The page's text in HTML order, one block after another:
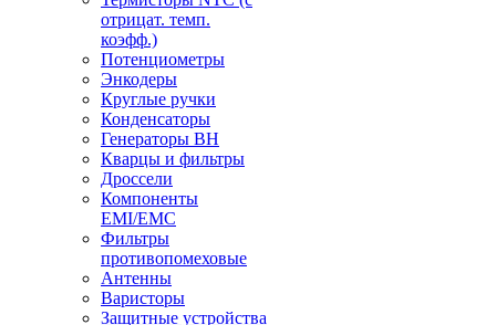
отрицат. темп.
коэфф.)
Потенциометры
Энкодеры
Круглые ручки
Конденсаторы
Генераторы ВН
Кварцы и фильтры
Дроссели
Компоненты
EMI/EMC
Фильтры
противопомеховые
Антенны
Варисторы
Защитные устройства